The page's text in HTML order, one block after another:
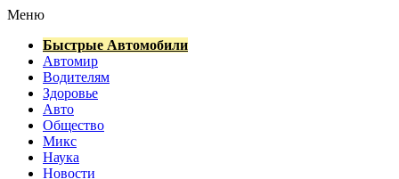
Меню
Быстрые Автомобили
Автомир
Водителям
Здоровье
Авто
Общество
Микс
Наука
Новости